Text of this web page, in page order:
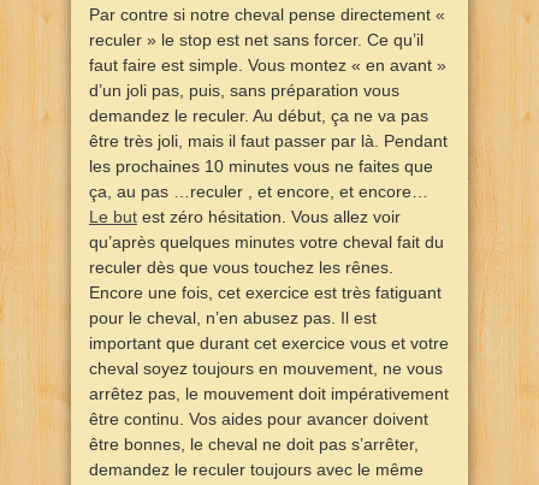
Par contre si notre cheval pense directement «
reculer » le stop est net sans forcer. Ce qu’il
faut faire est simple. Vous montez « en avant »
d’un joli pas, puis, sans préparation vous
demandez le reculer. Au début, ça ne va pas
être très joli, mais il faut passer par là. Pendant
les prochaines 10 minutes vous ne faites que
ça, au pas …reculer , et encore, et encore…
Le but est zéro hésitation. Vous allez voir
qu’après quelques minutes votre cheval fait du
reculer dès que vous touchez les rênes.
Encore une fois, cet exercice est très fatiguant
pour le cheval, n’en abusez pas. Il est
important que durant cet exercice vous et votre
cheval soyez toujours en mouvement, ne vous
arrêtez pas, le mouvement doit impérativement
être continu. Vos aides pour avancer doivent
être bonnes, le cheval ne doit pas s’arrêter,
demandez le reculer toujours avec le même